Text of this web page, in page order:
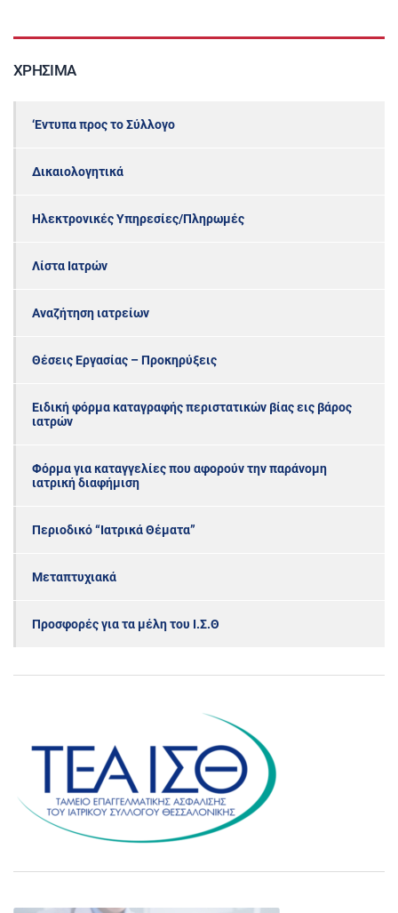
ΧΡΉΣΙΜΑ
‘Εντυπα προς το Σύλλογο
Δικαιολογητικά
Ηλεκτρονικές Υπηρεσίες/Πληρωμές
Λίστα Ιατρών
Αναζήτηση ιατρείων
Θέσεις Εργασίας – Προκηρύξεις
Ειδική φόρμα καταγραφής περιστατικών βίας εις βάρος
ιατρών
Φόρμα για καταγγελίες που αφορούν την παράνομη
ιατρική διαφήμιση
Περιοδικό “Ιατρικά Θέματα”
Μεταπτυχιακά
Προσφορές για τα μέλη του Ι.Σ.Θ